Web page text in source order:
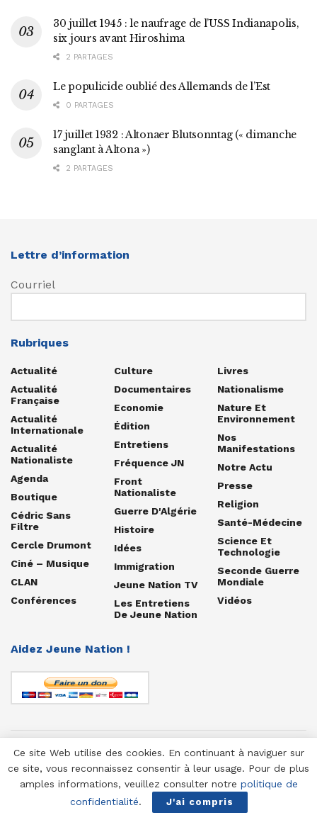
30 juillet 1945 : le naufrage de l’USS Indianapolis,
six jours avant Hiroshima
2 PARTAGES
Le populicide oublié des Allemands de l’Est
0 PARTAGES
17 juillet 1932 : Altonaer Blutsonntag (« dimanche
sanglant à Altona »)
2 PARTAGES
Lettre d’information
Courriel
Rubriques
Actualité
Actualité
Française
Actualité
Internationale
Actualité
Nationaliste
Agenda
Boutique
Cédric Sans
Filtre
Cercle Drumont
Ciné – Musique
CLAN
Conférences
Culture
Documentaires
Economie
Édition
Entretiens
Fréquence JN
Front
Nationaliste
Guerre D'Algérie
Histoire
Idées
Immigration
Jeune Nation TV
Les Entretiens
De Jeune Nation
Livres
Nationalisme
Nature Et
Environnement
Nos
Manifestations
Notre Actu
Presse
Religion
Santé-Médecine
Science Et
Technologie
Seconde Guerre
Mondiale
Vidéos
Aidez Jeune Nation !
© 1958-2025 Jeune Nation
Ce site Web utilise des cookies. En continuant à naviguer sur
ce site, vous reconnaissez consentir à leur usage. Pour de plus
amples informations, veuillez consulter notre politique de
confidentialité. J'ai compris